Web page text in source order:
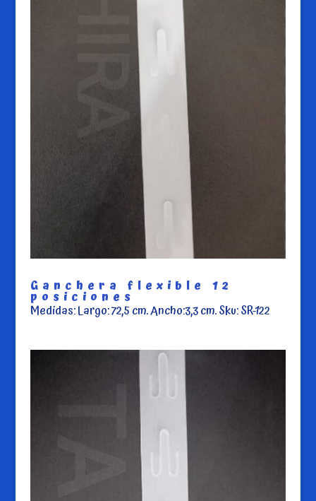
Ganchera flexible 12
posiciones
Medidas: Largo: 72,5 cm. Ancho:3,3 cm. Sku: SR-122